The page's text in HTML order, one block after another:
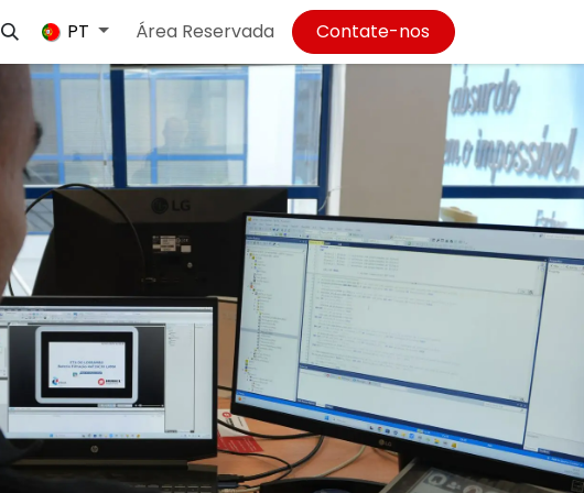
Empregos
PT Área Reservada Contate-nos